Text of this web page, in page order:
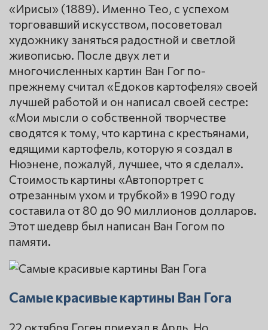
«Ирисы» (1889). Именно Тео, с успехом
торговавший искусством, посоветовал
художнику заняться радостной и светлой
живописью. После двух лет и
многочисленных картин Ван Гог по-
прежнему считал «Едоков картофеля» своей
лучшей работой и он написал своей сестре:
«Мои мысли о собственной творчестве
сводятся к тому, что картина с крестьянами,
едящими картофель, которую я создал в
Нюэнене, пожалуй, лучшее, что я сделал».
Стоимость картины «Автопортрет с
отрезанным ухом и трубкой» в 1990 году
составила от 80 до 90 миллионов долларов.
Этот шедевр был написан Ван Гогом по
памяти.
Самые красивые картины Ван Гога
22 октября Гоген приехал в Арль. Но